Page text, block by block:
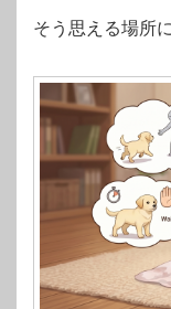
そう思える場所